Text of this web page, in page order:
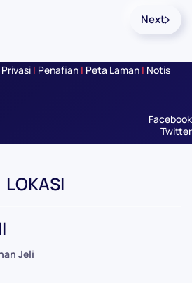
Next
| Penafian | Peta Laman | Notis
Facebook
Twitter
LOKASI
Jeli